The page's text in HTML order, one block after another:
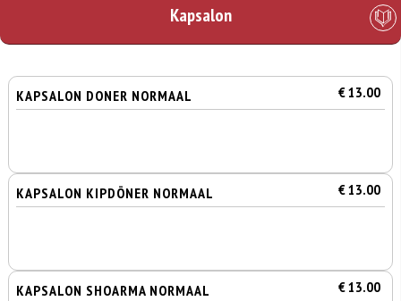
Kapsalon
KAPSALON DONER NORMAAL € 13.00
KAPSALON KIPDÖNER NORMAAL € 13.00
KAPSALON SHOARMA NORMAAL € 13.00